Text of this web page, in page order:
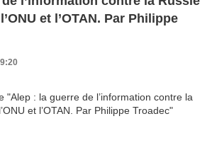
et l’OTAN. Par Philippe